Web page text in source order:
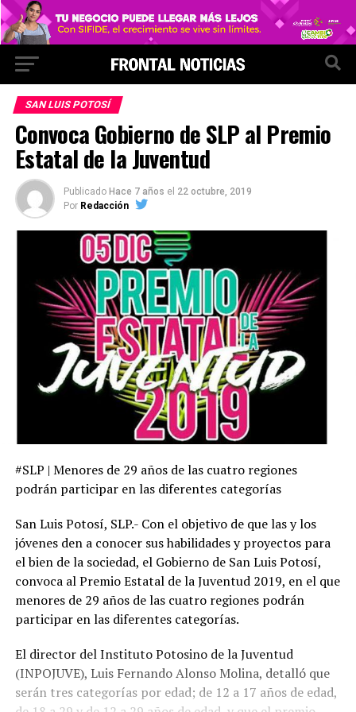
SAN LUIS POTOSÍ
Convoca Gobierno de SLP al Premio
Estatal de la Juventud
Publicado Hace 7 años el 22 octubre, 2019
Por Redacción
#SLP | Menores de 29 años de las cuatro regiones
podrán participar en las diferentes categorías
San Luis Potosí, SLP.- Con el objetivo de que las y los
jóvenes den a conocer sus habilidades y proyectos para
el bien de la sociedad, el Gobierno de San Luis Potosí,
convoca al Premio Estatal de la Juventud 2019, en el que
menores de 29 años de las cuatro regiones podrán
participar en las diferentes categorías.
El director del Instituto Potosino de la Juventud
(INPOJUVE), Luis Fernando Alonso Molina, detalló que
serán tres categorías por edad; de 12 a 17 años de edad,